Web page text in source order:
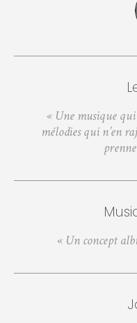
« Une musique qui
mélodies qui n’en
« Un concept